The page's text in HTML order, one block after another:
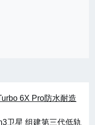
6X Pro防水耐造
卫星 组建第三代低轨